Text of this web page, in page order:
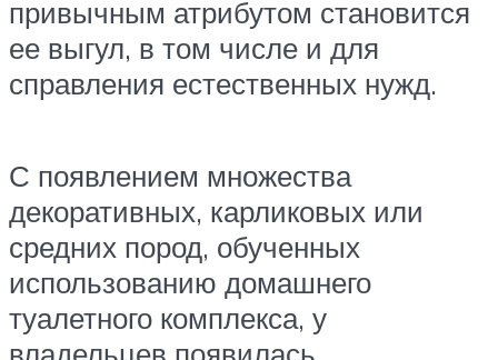
привычным атрибутом становится
ее выгул, в том числе и для
справления естественных нужд.
С появлением множества
декоративных, карликовых или
средних пород, обученных
использованию домашнего
туалетного комплекса, у